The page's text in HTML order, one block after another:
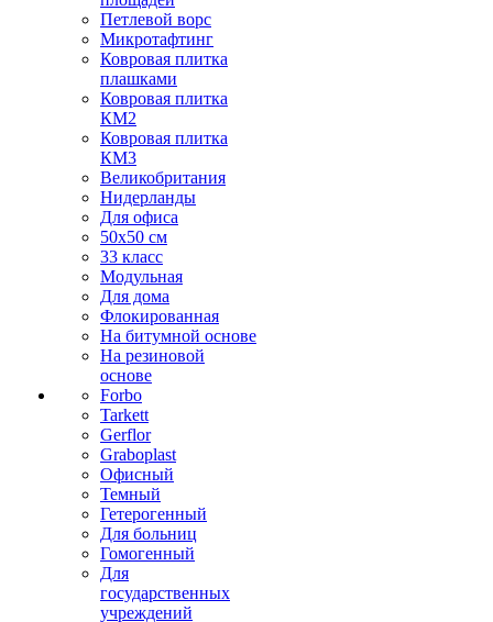
Петлевой ворс
Микротафтинг
Ковровая плитка
плашками
Ковровая плитка
КМ2
Ковровая плитка
КМ3
Великобритания
Нидерланды
Для офиса
50х50 см
33 класс
Модульная
Для дома
Флокированная
На битумной основе
На резиновой
основе
Forbo
Tarkett
Gerflor
Graboplast
Офисный
Темный
Гетерогенный
Для больниц
Гомогенный
Для
государственных
учреждений